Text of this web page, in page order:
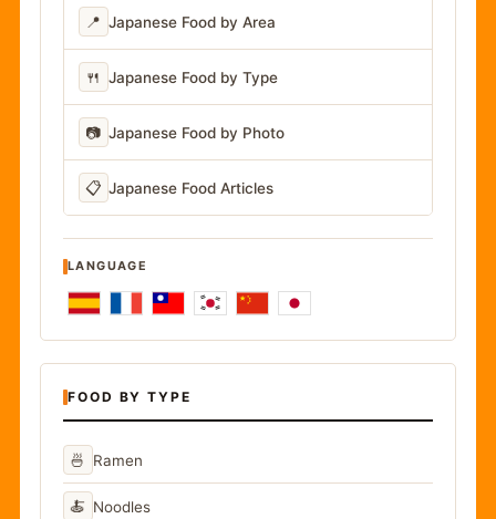
📍 Japanese Food by Area
🍴 Japanese Food by Type
📷 Japanese Food by Photo
📋 Japanese Food Articles
LANGUAGE
FOOD BY TYPE
🍜 Ramen
🍝 Noodles